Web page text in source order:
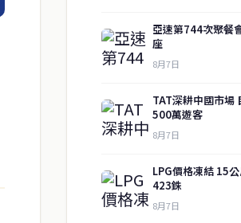
亞速第744次聚餐
座
8月7日
TAT深耕中國市場
500萬遊客
8月7日
LPG價格凍結 15
423銖
8月7日